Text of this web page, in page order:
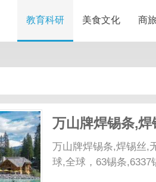
教育科研 美食文化 商
万山牌焊锡条,
铅焊锡线,无铅焊
万山牌焊锡条,焊锡丝,
球,全球，63锡条